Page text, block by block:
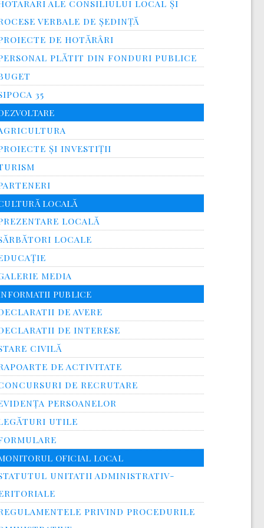
ALE CONSILIULUI LOCAL ȘI
VERBALE DE ȘEDINȚĂ
DE HOTĂRÂRI
PLĂTIT DIN FONDURI PUBLICE
35
ȘI INVESTIȚII
LOCALĂ
LOCALĂ
LOCALE
MEDIA
PUBLICE
DE AVERE
DE INTERESE
CIVILĂ
DE ACTIVITATE
DE RECRUTARE
PERSOANELOR
UTILE
OFICIAL LOCAL
UNITATII ADMINISTRATIV-
PRIVIND PROCEDURILE